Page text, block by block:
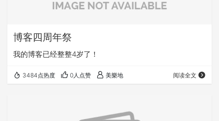
博客四周年祭
我的博客已经整整4岁了！
3484点热度 0人点赞 美樂地 阅读全文